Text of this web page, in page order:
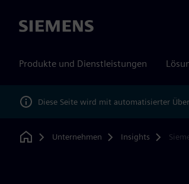
Siemens
Produkte und Dienstleistungen
Diese Seite wird mit automatisierter
Home
Unternehmen Insights